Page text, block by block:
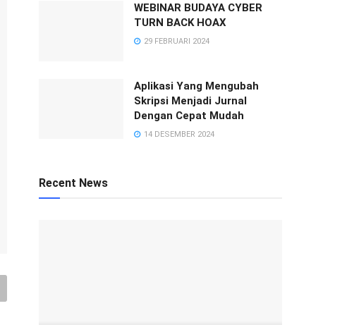
WEBINAR BUDAYA CYBER
TURN BACK HOAX
29 FEBRUARI 2024
Aplikasi Yang Mengubah
Skripsi Menjadi Jurnal
Dengan Cepat Mudah
14 DESEMBER 2024
Recent News